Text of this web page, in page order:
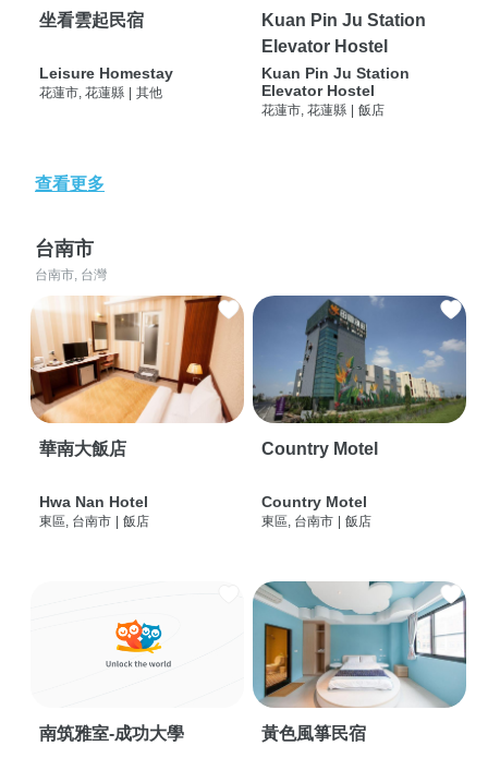
坐看雲起民宿
Leisure Homestay
花蓮市, 花蓮縣 其他
Kuan Pin Ju Station
Elevator Hostel
Kuan Pin Ju Station
Elevator Hostel
花蓮市, 花蓮縣 飯店
查看更多
台南市
台南市, 台灣
華南大飯店
Hwa Nan Hotel
東區, 台南市 | 飯店
Country Motel
Country Motel
東區, 台南市 | 飯店
南筑雅室-成功大學 黃色風箏民宿